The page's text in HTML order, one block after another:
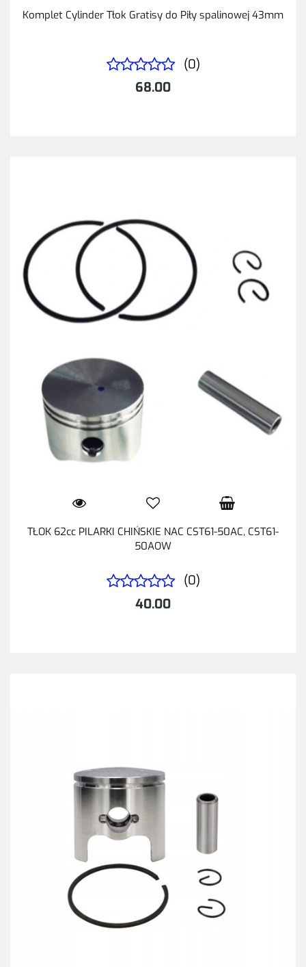
Komplet Cylinder Tłok Gratisy do Piły spalinowej 43mm
(0)
68.00
TŁOK 62cc PILARKI CHIŃSKIE NAC CST61-50AC, CST61-
50AOW
(0)
40.00